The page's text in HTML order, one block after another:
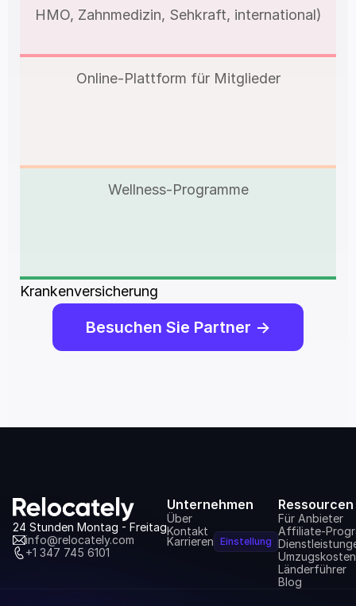
HMO, Zahnmedizin, Sehkraft, international)
Online-Plattform für Mitglieder
Wellness-Programme
Krankenversicherung
Besuchen Sie Partner ->
24 Stunden Montag - Freitag
info@relocately.com
+1 347 745 6101
Unternehmen
Über
Kontakt
Karrieren Einstellung
Ressourcen
Für Anbieter
Affiliate-
Länderführer
Blog